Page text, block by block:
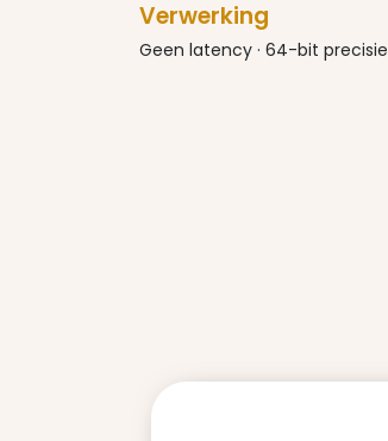
Verwerking
Geen latency · 64-bit precisie